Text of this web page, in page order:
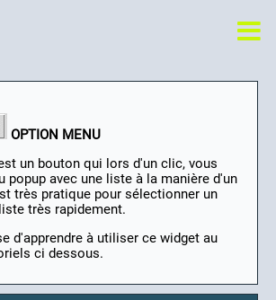
OPTION MENU
un bouton qui lors d'un clic, vous
popup avec une liste à la manière d'un
très pratique pour sélectionner un
très rapidement.
d'apprendre à utiliser ce widget au
ci dessous.